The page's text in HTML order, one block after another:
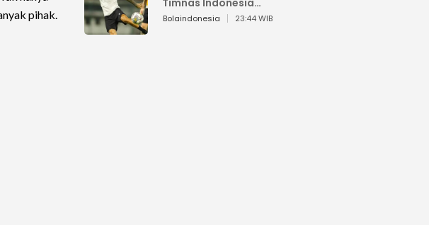
pihak.
Timnas Indonesia
Berakhir Berantakan
Bolaindonesia 23:44 WIB